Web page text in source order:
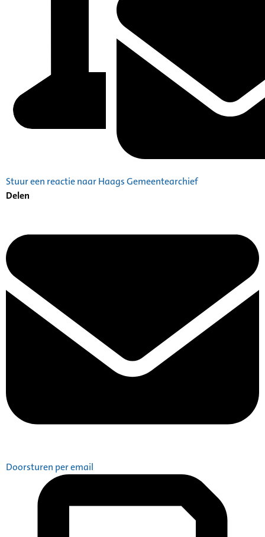
Stuur een reactie naar Haags Gemeentearchief
Delen
Doorsturen per email